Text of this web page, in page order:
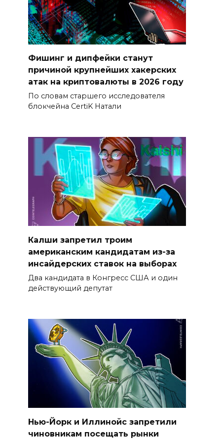
Фишинг и дипфейки станут
причиной крупнейших хакерских
атак на криптовалюты в 2026 году
По словам старшего исследователя
блокчейна CertiK Натали
Калши запретил троим
американским кандидатам из-за
инсайдерских ставок на выборах
Два кандидата в Конгресс США и один
действующий депутат
Нью-Йорк и Иллинойс запретили
чиновникам посещать рынки